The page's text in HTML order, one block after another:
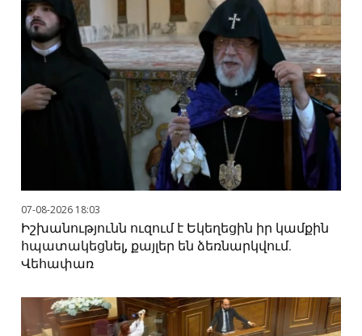
07-08-2026 18:03
Իշխանությունն ուզում է Եկեղեցին իր կամքին
հպատակեցնել, քայլեր են ձեռնարկվում.
Վեհափառ